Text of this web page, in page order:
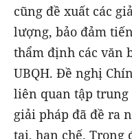
cũng đề xuất các
lượng, bảo đảm
thẩm định các văn
UBQH. Đề nghị
liên quan tập trung
giải pháp đã đề ra
tại, hạn chế. Trong